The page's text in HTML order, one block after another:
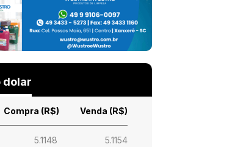
dolar
Compra (R$) Venda (R$)
5.1148 5.1154